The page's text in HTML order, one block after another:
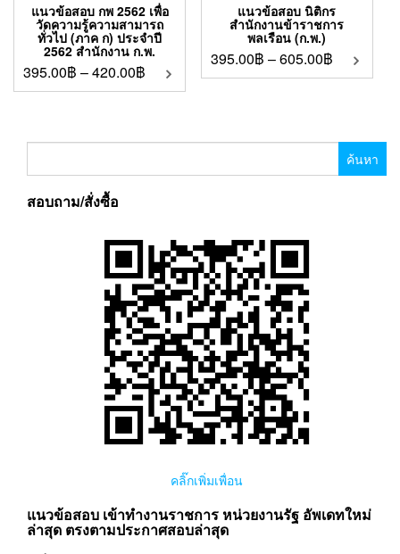
แนวข้อสอบ กพ 2562 เพื่อ
วัดความรู้ความสามารถ
ทั่วไป (ภาค ก) ประจำปี
2562 สำนักงาน ก.พ.
395.00฿ –420.00฿
แนวข้อสอบ นิติกร
สำนักงานข้าราชการ
พลเรือน (ก.พ.)
395.00฿ –605.00฿
สอบถาม/สั่งซื้อ
คลิ๊กเพิ่มเพื่อน
แนวข้อสอบ เข้าทำงานราชการ หน่วยงานรัฐ อัพเดทใหม่
ล่าสุด ตรงตามประกาศสอบล่าสุด